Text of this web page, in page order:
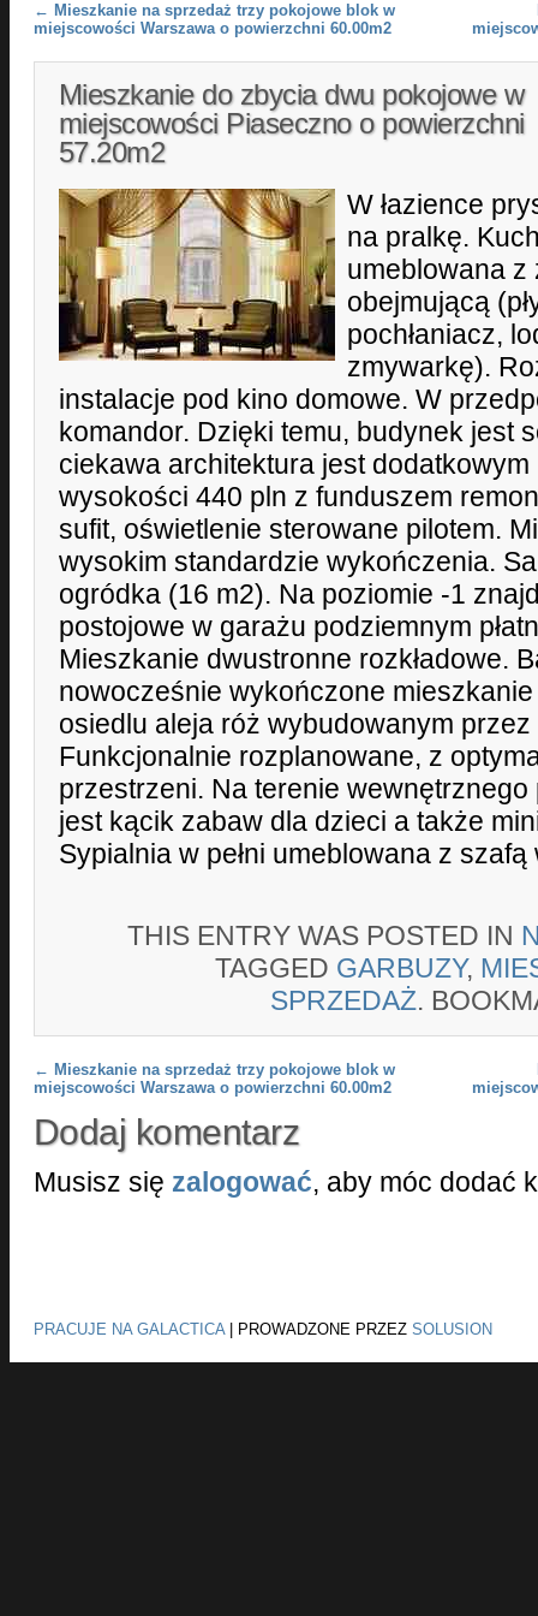
Post navigation
← Mieszkanie na sprzedaż trzy pokojowe blok w
miejscowości Warszawa o powierzchni 60.00m2
Mieszkanie do zbycia dwu pokojowe w
miejscowości Piaseczno o powierzchni
57.20m2
W łazience
na pralkę.
umeblowana
obejmującą
pochłaniacz,
zmywarkę).
instalacje pod kino domowe. W
komandor. Dzięki temu, budynek jest
ciekawa architektura jest
wysokości 440 pln z funduszem
sufit, oświetlenie sterowane pilotem.
wysokim standardzie wykończenia.
ogródka (16 m2). Na poziomie -1
postojowe w garażu podziemnym
Mieszkanie dwustronne rozkładowe.
nowocześnie wykończone
osiedlu aleja róż wybudowanym
Funkcjonalnie rozplanowane, z
przestrzeni. Na terenie
jest kącik zabaw dla dzieci a także
Sypialnia w pełni umeblowana z
THIS ENTRY WAS POSTED IN
TAGGED GARBUZY,
SPRZEDAŻ.
Post navigation
← Mieszkanie na sprzedaż trzy pokojowe blok w
miejscowości Warszawa o powierzchni 60.00m2
Dodaj komentarz
Musisz się zalogować, aby móc dodać
PRACUJE NA GALACTICA| PROWADZONE PRZEZ SOLUSION